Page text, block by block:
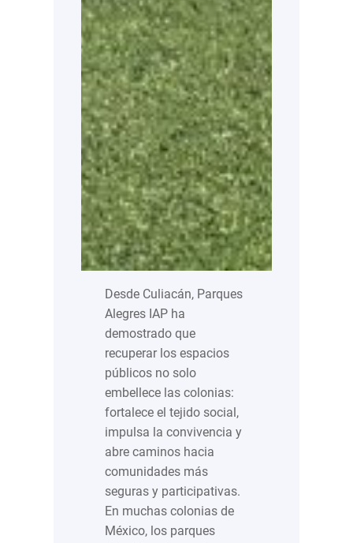
Desde Culiacán, Parques
Alegres IAP ha
demostrado que
recuperar los espacios
públicos no solo
embellece las colonias:
fortalece el tejido social,
impulsa la convivencia y
abre caminos hacia
comunidades más
seguras y participativas.
En muchas colonias de
México, los parques